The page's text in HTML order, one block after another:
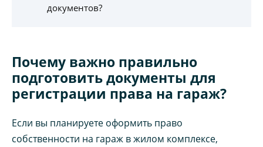
документов?
Почему важно правильно
подготовить документы для
регистрации права на гараж?
Если вы планируете оформить право
собственности на гараж в жилом комплексе,